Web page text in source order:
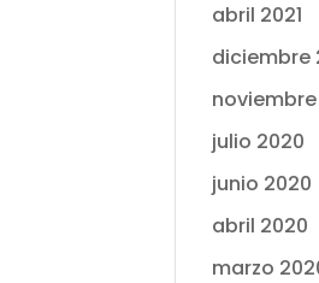
abril 2021
diciembre
julio 2020
junio 2020
abril 2020
marzo